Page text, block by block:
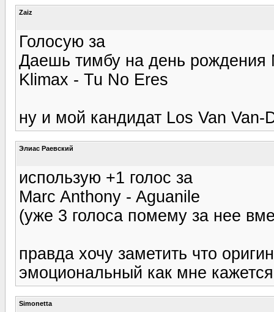
Zaiz
Голосую за
Даешь тимбу на день рождения
Klimax - Tu No Eres
ну и мой кандидат Los Van Van-
Элиас Раевский
использую +1 голос за
Marc Anthony - Aguanile
(уже 3 голоса помему за нее
правда хочу заметить что
эмоциональный как мне
Simonetta